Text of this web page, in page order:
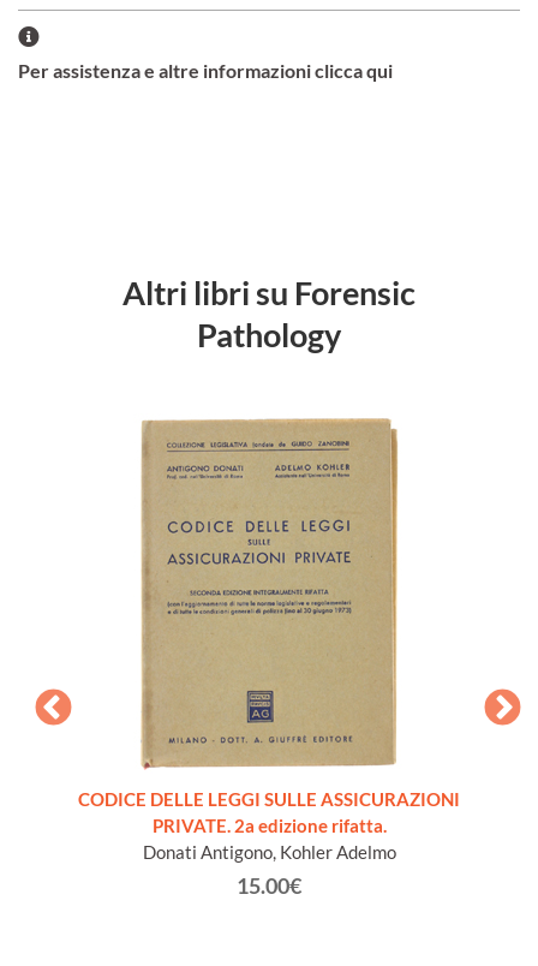
Per assistenza e altre informazioni clicca qui
Altri libri su Forensic
Pathology
CODICE DELLE LEGGI SULLE ASSICURAZIONI
PRIVATE. 2a edizione rifatta.
Donati Antigono, Kohler Adelmo
15.00€